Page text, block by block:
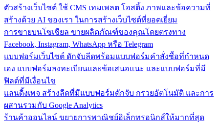
ตัวสร้างเว็บไซต์ ใช้ CMS เทมเพลต โฮสติ้ง ภาพและข้อความที่
สร้างด้วย AI ของเรา ในการสร้างเว็บไซต์ที่ยอดเยี่ยม
การขายบนโซเชียล ขายผลิตภัณฑ์ของคุณโดยตรงทาง
Facebook, Instagram, WhatsApp หรือ Telegram
แบบฟอร์มเว็บไซต์ ดักจับลีดพร้อมแบบฟอร์มคำสั่งซื้อที่กำหนด
เอง แบบฟอร์มลงทะเบียนและข้อเสนอแนะ และแบบฟอร์มที่มี
ฟิลด์ที่มีเงื่อนไข
แลนดิ้งเพจ สร้างลีดที่มีแบบฟอร์มดักจับ กรวยอัตโนมัติ และการ
ผสานรวมกับ Google Analytics
ร้านค้าออนไลน์ ขยายการพาณิชย์อิเล็กทรอนิกส์ให้มากที่สุด